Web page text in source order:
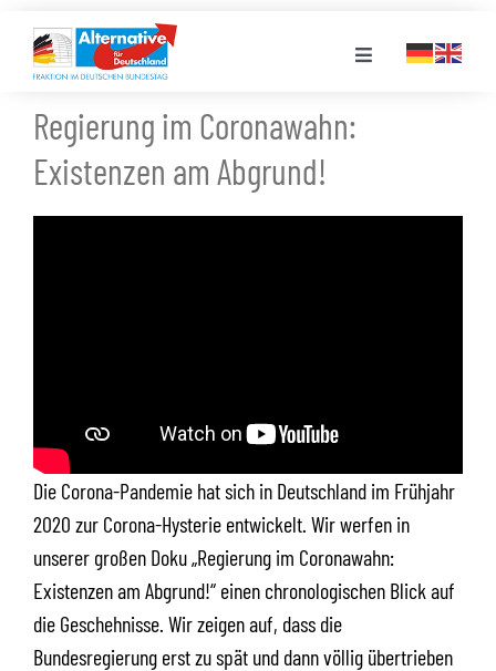
Inhalt
springen
Toggle
FRAKTION
MEDIATHEK
Regierung im Coronawahn:
Existenzen am Abgrund!
Die Corona-Pandemie hat sich in Deutschland im Frühjahr
2020 zur Corona-Hysterie entwickelt. Wir werfen in
unserer großen Doku „Regierung im Coronawahn:
Existenzen am Abgrund!“ einen chronologischen Blick auf
die Geschehnisse. Wir zeigen auf, dass die
Bundesregierung erst zu spät und dann völlig übertrieben